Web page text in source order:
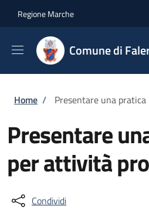
Regione Marche
Comune di
Briciole di pane
Home / Presentare una
Presentare
per attività
Condividi